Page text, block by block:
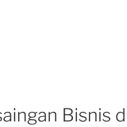
Bisnis